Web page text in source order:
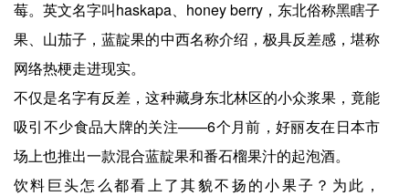
莓。英文名字叫haskapa、honey berry，东北俗称黑瞎子
果、山茄子，蓝靛果的中西名称介绍，极具反差感，堪称
网络热梗走进现实。
不仅是名字有反差，这种藏身东北林区的小众浆果，竟能
吸引不少食品大牌的关注——6个月前，好丽友在日本市
场上也推出一款混合蓝靛果和番石榴果汁的起泡酒。
饮料巨头怎么都看上了其貌不扬的小果子？为此，